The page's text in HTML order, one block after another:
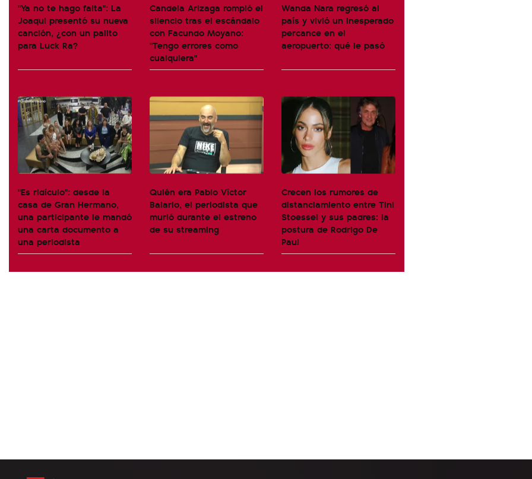
"Ya no te hago falta": La
Joaqui presentó su nueva
canción, ¿con un palito
para Luck Ra?
Candela Arizaga rompió el
silencio tras el escándalo
con Facundo Moyano:
"Tengo errores como
cualquiera"
Wanda Nara regresó al
país y vivió un inesperado
percance en el
aeropuerto: qué le pasó
"Es ridículo": desde la
casa de Gran Hermano,
una participante le mandó
una carta documento a
una periodista
Quién era Pablo Víctor
Balario, el periodista que
murió durante el estreno
de su streaming
Crecen los rumores de
distanciamiento entre Tini
Stoessel y sus padres: la
postura de Rodrigo De
Paul